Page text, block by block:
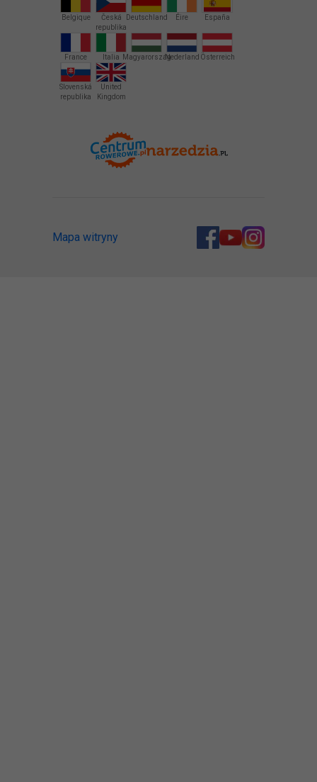
Belgique
Česká
republika
Deutschland Éire España
France Italia MagyarországNederland Österreich
Slovenská
republika
United
Kingdom
Mapa witryny